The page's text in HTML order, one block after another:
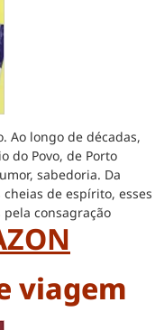
Ao longo de décadas,
do Povo, de Porto
sabedoria. Da
de espírito, esses
consagração
viagem